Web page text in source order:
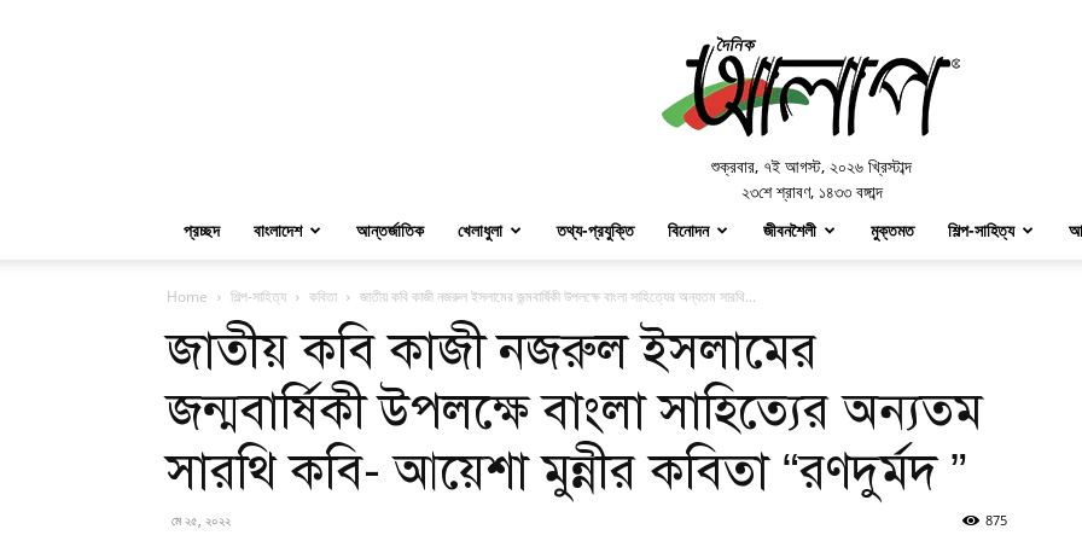
Alap
শুক্রবার, ৭ই আগস্ট, ২০২৬ খ্রিস্টাব্দ
২৩শে শ্রাবণ, ১৪৩৩ বঙ্গাব্দ
প্রচ্ছদ
বাংলাদেশ আন্তর্জাতিক খেলাধুলা তথ্য-প্রযুক্তি বিনোদন জীবনশৈলী মুক্তমত শিল্প-সাহিত্য
Home শিল্প-সাহিত্য কবিতা জাতীয় কবি কাজী নজরুল ইসলামের জন্মবার্ষিকী উপলক্ষে বাংলা সাহিত্যের অন্যতম সারথি...
জাতীয় কবি কাজী নজরুল ইসলামের
জন্মবার্ষিকী উপলক্ষে বাংলা সাহিত্যের অন্যতম
সারথি কবি- আয়েশা মুন্নীর কবিতা “রণদুর্মদ ”
মে ২৫, ২০২২ 875